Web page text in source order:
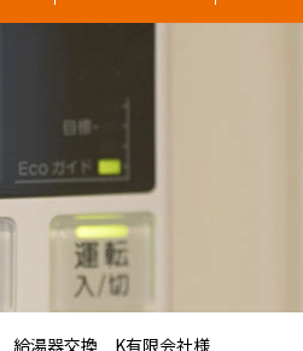
湯器交換 K有限会社様